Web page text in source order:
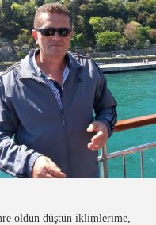
oldun düştün iklimlerime,